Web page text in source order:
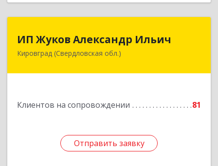
ИП Жуков Александр Ильич
Кировград (Свердловская обл.)
Клиентов на сопровождении 81
Отправить заявку
624140, Свердловская обл, Кировград г,
Отправить заявку